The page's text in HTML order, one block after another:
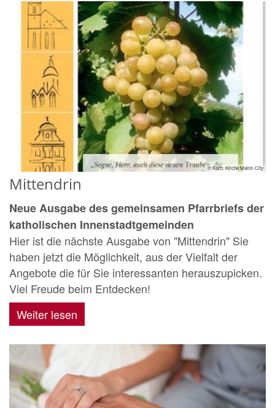
© Kazh. Kirche Mainz-City
Mittendrin
Neue Ausgabe des gemeinsamen Pfarrbriefs der
katholischen Innenstadtgemeinden
Hier ist die nächste Ausgabe von "Mittendrin" Sie
haben jetzt die Möglichkeit, aus der Vielfalt der
Angebote die für Sie interessanten herauszupicken.
Viel Freude beim Entdecken!
Weiter lesen